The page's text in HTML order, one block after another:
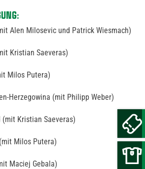
Alen Milosevic und Patrick Wiesmach)
Kristian Saeveras)
Milos Putera)
Herzegowina (mit Philipp Weber)
Kristian Saeveras)
Milos Putera)
Maciej Gebala)